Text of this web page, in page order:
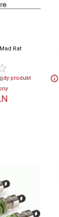
Rat
produkt